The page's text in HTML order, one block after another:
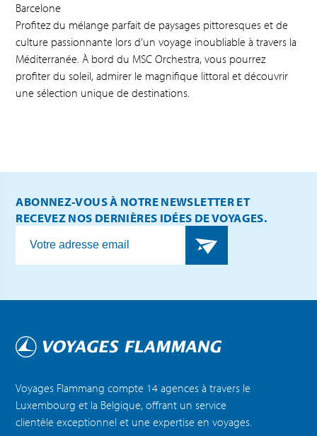
Barcelone
Profitez du mélange parfait de paysages pittoresques et de
culture passionnante lors d’un voyage inoubliable à travers la
Méditerranée. À bord du MSC Orchestra, vous pourrez
profiter du soleil, admirer le magnifique littoral et découvrir
une sélection unique de destinations.
ABONNEZ-VOUS À NOTRE NEWSLETTER ET
RECEVEZ NOS DERNIÈRES IDÉES DE VOYAGES.
Voyages Flammang compte 14 agences à travers le
Luxembourg et la Belgique, offrant un service
clientèle exceptionnel et une expertise en voyages.